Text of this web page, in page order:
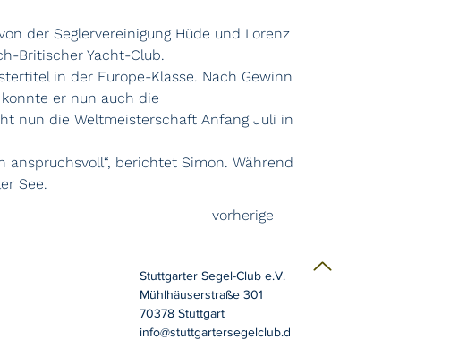
der Seglervereinigung Hüde und Lorenz
Britischer Yacht-Club.
in der Europe-Klasse. Nach Gewinn
er nun auch die
nun die Weltmeisterschaft Anfang Juli in
berichtet Simon. Während
See.
vorherige
Stuttgarter Segel-Club e.V.
Mühlhäuserstraße 301
70378 Stuttgart
info@stuttgartersegelclub.d